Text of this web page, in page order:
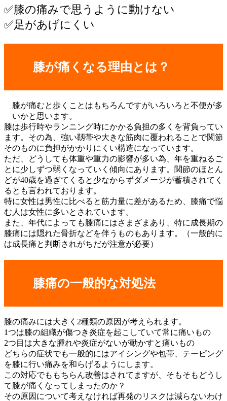
✅膝の痛みで思うように動けない
✅足があげにくい
膝が痛くなる理由とは？
膝が痛むと歩くことはもちろんですがいろいろと不便が多
いかと思います。
膝は歩行時やランニング時にかかる負担の多くを背負ってい
ます。その為、強い靱帯や大きな筋肉に覆われることで関節
そのものに負担がかかりにくい構造になっています。
ただ、どうしても体重や重力の影響が多い為、年を重ねるご
とに少しずつ弱くなっていく傾向にあります。関節のほとん
どが40歳を過ぎてくると少なからずダメージが蓄積されてく
るとも言われております。
特に女性は男性に比べると筋力量に差があるため、膝痛で悩
む人は女性に多いとされています。
また、年代によっても膝痛にはさまざまあり、特に成長期の
膝痛には隠れた骨折などを伴うものもあります。（一般的に
は成長痛と判断されがちだが注意が必要）
膝痛の一般的な対処法
膝の痛みには大きく2種類の原因が考えられます。
1つは膝の組織が傷つき炎症を起こしていて常に痛いもの
2つ目は大きな腫れや炎症がないが動かすと痛いもの
どちらの症状でも一般的にはアイシングや包帯、テーピング
を膝に行い痛みを和らげるようにします。
この対応でももちらん改善はされてますが、そもそもどうし
て膝が痛くなってしまったのか？
その原因について考えなければ再発のリスクは減らないわけ